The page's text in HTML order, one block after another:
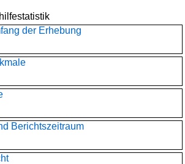
der Erhebung
Berichtszeitraum